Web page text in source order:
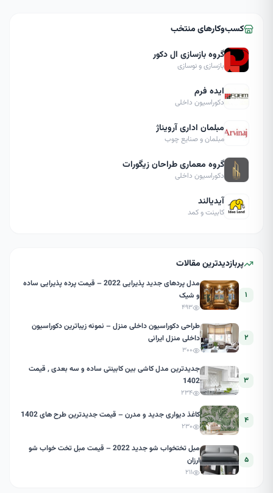
کسب‌وکارهای منتخب
گروه بازسازی ال دکور
بازسازی و نوسازی
ایده فرم
دکوراسیون داخلی
مبلمان اداری آرویناژ
مبلمان و صنایع چوب
گروه معماری طراحان زیگورات
دکوراسیون داخلی
آیدیالند
کابینت و کمد
پربازدیدترین مقالات
۱
مدل پردهای جدید پذیرایی 2022 – قیمت پرده پذیرایی ساده
و شیک
۴۹۳
۲
طراحی دکوراسیون داخلی منزل – نمونه زیباترین دکوراسیون
داخلی منزل ایرانی
۳۰۰
۳
جدیدترین مدل کاشی بین کابینتی ساده و سه بعدی , قیمت
1402
۲۳۴
۴ کاغذ دیواری جدید و مدرن – قیمت جدیدترین طرح های 1402
۲۳۰
۵
مبل تختخواب شو جدید 2022 – قیمت مبل تخت خواب شو
ارزان
۲۱۱